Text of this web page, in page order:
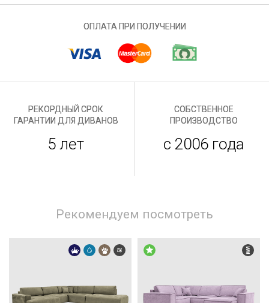
ОПЛАТА ПРИ ПОЛУЧЕНИИ
РЕКОРДНЫЙ СРОК
ГАРАНТИИ ДЛЯ ДИВАНОВ
5 лет
СОБСТВЕННОЕ
ПРОИЗВОДСТВО
с 2006 года
Рекомендуем посмотреть